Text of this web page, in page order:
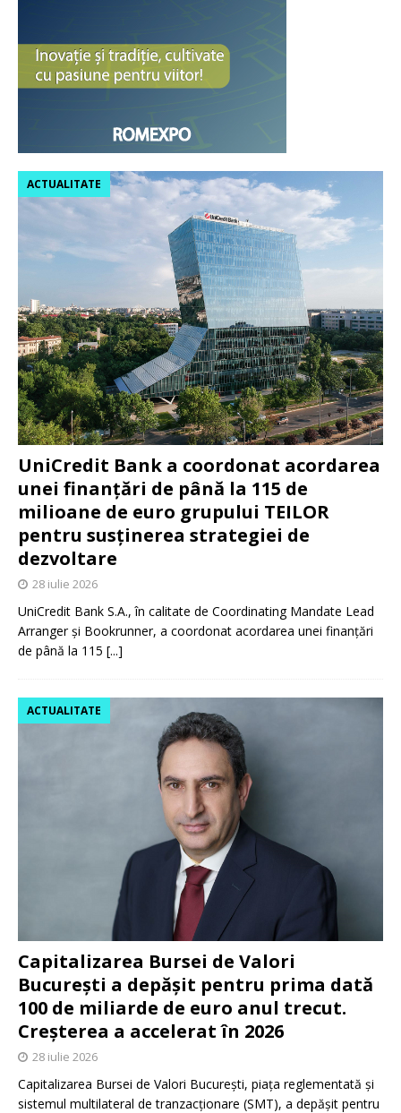
UniCredit Bank a coordonat acordarea
unei finanțări de până la 115 de
milioane de euro grupului TEILOR
pentru susținerea strategiei de
dezvoltare
ACTUALITATE
28 iulie 2026
UniCredit Bank S.A., în calitate de Coordinating Mandate Lead
Arranger și Bookrunner, a coordonat acordarea unei finanțări
de până la 115 [...]
Capitalizarea Bursei de Valori
București a depășit pentru prima dată
100 de miliarde de euro anul trecut.
Creșterea a accelerat în 2026
ACTUALITATE
28 iulie 2026
Capitalizarea Bursei de Valori București, piața reglementată și
sistemul multilateral de tranzacționare (SMT), a depășit pentru